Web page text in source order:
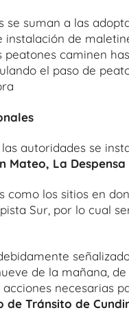
se suman a las
de
caminen
el paso de
autoridades se
Mateo, La
como los sitios en
Sur, por lo cual
de la mañana,
necesarias
de Tránsito de